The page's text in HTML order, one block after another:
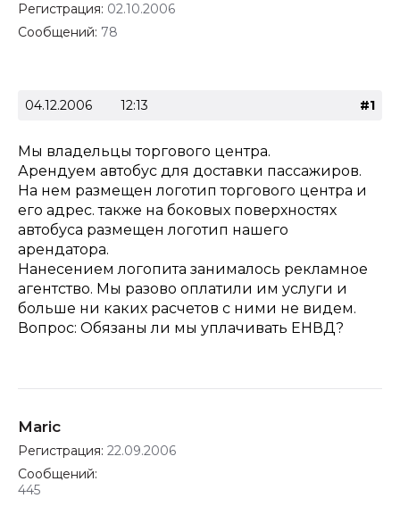
Регистрация: 02.10.2006
Сообщений: 78
04.12.2006 12:13 #1
Мы владельцы торгового центра.
Арендуем автобус для доставки пассажиров.
На нем размещен логотип торгового центра и
его адрес. также на боковых поверхностях
автобуса размещен логотип нашего
арендатора.
Нанесением логопита занималось рекламное
агентство. Мы разово оплатили им услуги и
больше ни каких расчетов с ними не видем.
Вопрос: Обязаны ли мы уплачивать ЕНВД?
Maric
Регистрация: 22.09.2006
Сообщений:
445